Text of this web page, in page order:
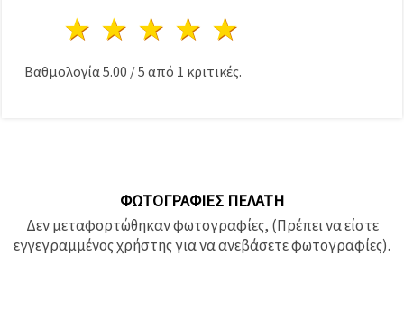
4 Αστέρια
3 Αστέρια
2 Αστέρια
1 Αστέρι
Βαθμολογία 5.00 /5 από 1 κριτικές.
ΦΩΤΟΓΡΑΦΊΕΣ ΠΕΛΆΤΗ
Δεν μεταφορτώθηκαν φωτογραφίες, (Πρέπει να είστε
εγγεγραμμένος χρήστης για να ανεβάσετε φωτογραφίες).